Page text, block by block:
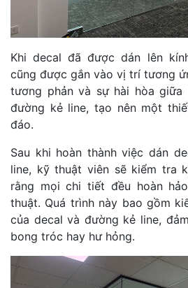
Khi decal đã được dán lên
cũng được gắn vào vị trí tương
tương phản và sự hài hòa
đường kẻ line, tạo nên một
đáo.
Sau khi hoàn thành việc dán
line, kỹ thuật viên sẽ kiểm tra
rằng mọi chi tiết đều hoàn
thuật. Quá trình này bao gồm
của decal và đường kẻ line,
bong tróc hay hư hỏng.